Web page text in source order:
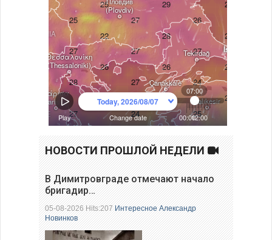
НОВОСТИ ПРОШЛОЙ НЕДЕЛИ
В Димитровграде отмечают начало
бригадир…
05-08-2026 Hits:207Интересное Александр
Новинков